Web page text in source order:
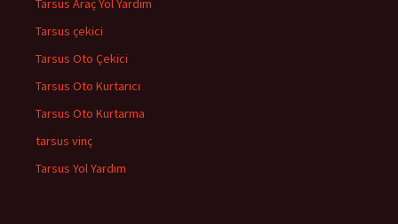
Tarsus Araç Yol Yardım
Tarsus çekici
Tarsus Oto Çekici
Tarsus Oto Kurtarıcı
Tarsus Oto Kurtarma
tarsus vinç
Tarsus Yol Yardım